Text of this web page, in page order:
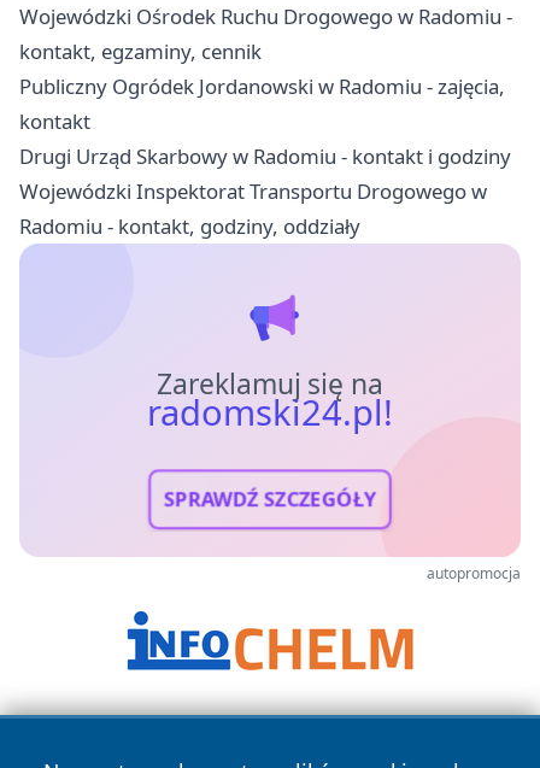
Wojewódzki Ośrodek Ruchu Drogowego w Radomiu -
kontakt, egzaminy, cennik
Publiczny Ogródek Jordanowski w Radomiu - zajęcia,
kontakt
Drugi Urząd Skarbowy w Radomiu - kontakt i godziny
Wojewódzki Inspektorat Transportu Drogowego w
Radomiu - kontakt, godziny, oddziały
Zareklamuj się na
radomski24.pl!
SPRAWDŹ SZCZEGÓŁY
autopromocja